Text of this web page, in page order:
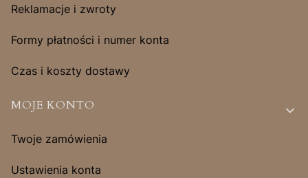
Reklamacje i zwroty
Formy płatności i numer konta
Czas i koszty dostawy
MOJE KONTO
Twoje zamówienia
Ustawienia konta